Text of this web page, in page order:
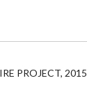
PROJECT, 2015